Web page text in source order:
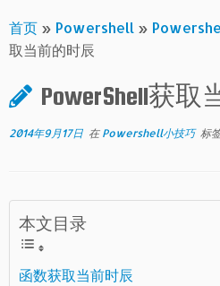
首页 » Powershell »
取当前的时辰
PowerShell获
2014年9月17日 在 Powershell小技巧 标
本文目录
函数获取当前时辰